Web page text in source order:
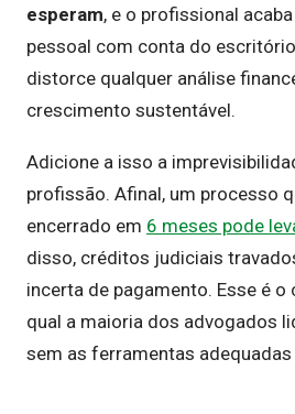
esperam, e o profissional
pessoal com conta do
distorce qualquer análise
crescimento sustentável.
Adicione a isso a
profissão. Afinal, um processo
encerrado em 6 meses pode
disso, créditos judiciais
incerta de pagamento. Esse é o
qual a maioria dos advogados
sem as ferramentas adequadas